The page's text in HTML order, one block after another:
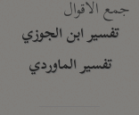
جمع الأقوال
تفسير ابن الجوزي
تفسير الماوردي